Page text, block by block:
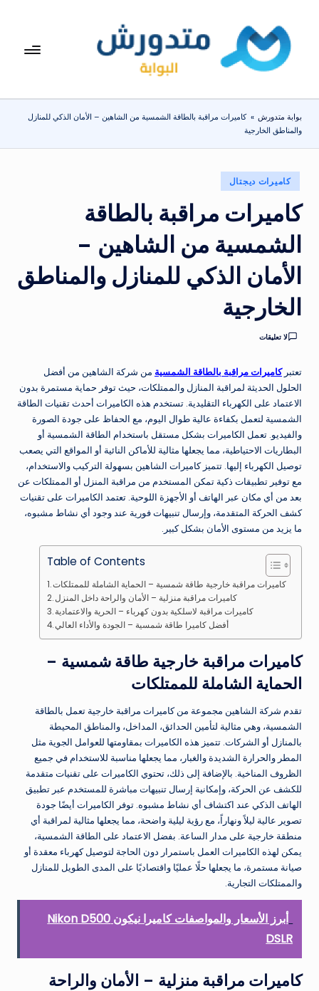
المحتوىبوا
مت
دو
ر
ش
تعرف
المنزلية
بوابة متدورش » كاميرات مراقبة بالطاقة الشمسية من الشاهين – الأمان الذكي للمنازل
والمناطق الخارجية
نُشر
في
كاميرات ديجتال
كاميرات مراقبة بالطاقة
الشمسية من الشاهين –
الأمان الذكي للمنازل والمناطق
الخارجية
لا تعليقات
تعتبركاميرات مراقبة بالطاقة الشمسية من شركة الشاهين من أفضل
الحلول الحديثة لمراقبة المنازل والممتلكات، حيث توفر حماية مستمرة بدون
الاعتماد على الكهرباء التقليدية. تستخدم هذه الكاميرات أحدث تقنيات الطاقة
الشمسية لتعمل بكفاءة عالية طوال اليوم، مع الحفاظ على جودة الصورة
والفيديو. تعمل الكاميرات بشكل مستقل باستخدام الطاقة الشمسية أو
البطاريات الاحتياطية، مما يجعلها مثالية للأماكن النائية أو المواقع التي يصعب
توصيل الكهرباء إليها. تتميز كاميرات الشاهين بسهولة التركيب والاستخدام،
مع توفير تطبيقات ذكية تمكن المستخدم من مراقبة المنزل أو الممتلكات عن
بعد من أي مكان عبر الهاتف أو الأجهزة اللوحية. تعتمد الكاميرات على تقنيات
كشف الحركة المتقدمة، وإرسال تنبيهات فورية عند وجود أي نشاط مشبوه،
ما يزيد من مستوى الأمان بشكل كبير.
Table of Contents
كاميرات مراقبة خارجية طاقة شمسية – الحماية الشاملة للممتلكات
كاميرات مراقبة منزلية – الأمان والراحة داخل المنزل
كاميرات مراقبة لاسلكية بدون كهرباء – الحرية والاعتمادية
أفضل كاميرا طاقة شمسية – الجودة والأداء العالي
كاميرات مراقبة خارجية طاقة شمسية –
الحماية الشاملة للممتلكات
تقدم شركة الشاهين مجموعة منكاميرات مراقبة خارجية تعمل بالطاقة
الشمسية، وهي مثالية لتأمين الحدائق، المداخل، والمناطق المحيطة
بالمنازل أو الشركات. تتميز هذه الكاميرات بمقاومتها للعوامل الجوية مثل
المطر والحرارة الشديدة والغبار، مما يجعلها مناسبة للاستخدام في جميع
الظروف المناخية. بالإضافة إلى ذلك، تحتوي الكاميرات على تقنيات متقدمة
للكشف عن الحركة، وإمكانية إرسال تنبيهات مباشرة للمستخدم عبر تطبيق
الهاتف الذكي عند اكتشاف أي نشاط مشبوه. توفر الكاميرات أيضًا جودة
تصوير عالية ليلاً ونهاراً، مع رؤية ليلية واضحة، مما يجعلها مثالية لمراقبة أي
منطقة خارجية على مدار الساعة. بفضل الاعتماد على الطاقة الشمسية،
يمكن لهذه الكاميرات العمل باستمرار دون الحاجة لتوصيل كهرباء معقدة أو
صيانة مستمرة، ما يجعلها حلًا عمليًا واقتصاديًا على المدى الطويل للمنازل
والممتلكات التجارية.
أبرز الأسعار والمواصفات كاميرا نيكون Nikon D500
DSLR
كاميرات مراقبة منزلية – الأمان والراحة